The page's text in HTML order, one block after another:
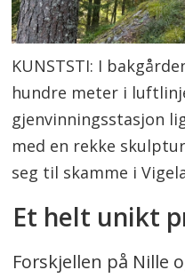
KUNSTSTI: I
hundre meter i
gjenvinningsstasjon
med en rekke
seg til skamme i
Et helt unikt
Forskjellen på Nille